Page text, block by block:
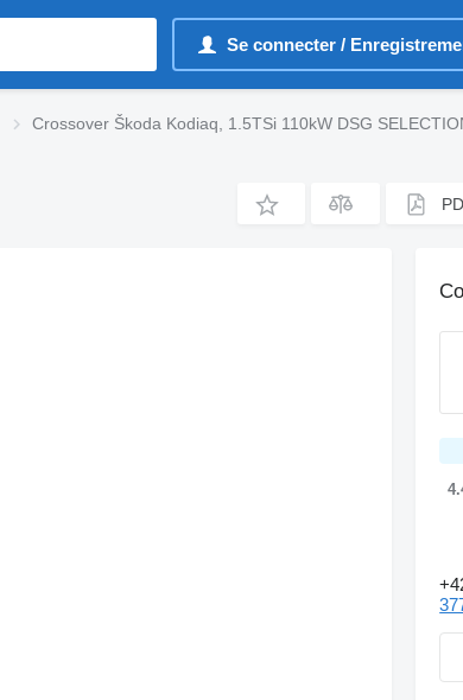
Se connecter /
Crossover Škoda Kodiaq, 1.5TSi 110kW DSG